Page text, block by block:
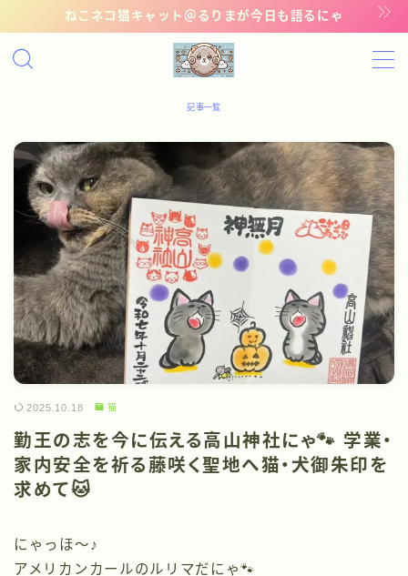
ねこネコ猫キャット＠るりまが今日も語るにゃ
MENU
管理猫ギャラリー
お問い合わせ
記事一覧
2025.10.18 猫
勤王の志を今に伝える高山神社にゃ🐾 学業・
家内安全を祈る藤咲く聖地へ猫・犬御朱印を
求めて🐱
にゃっほ〜♪
アメリカンカールのルリマだにゃ🐾